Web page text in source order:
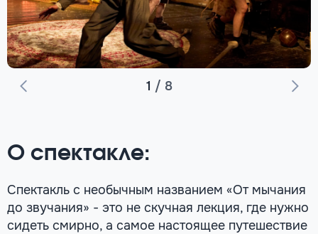
1 / 8
О спектакле:
Спектакль с необычным названием «От мычания
до звучания» - это не скучная лекция, где нужно
сидеть смирно, а самое настоящее путешествие